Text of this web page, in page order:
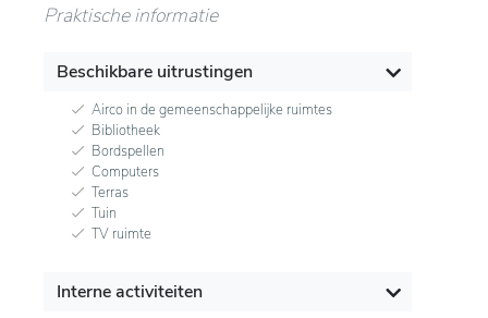
Praktische informatie
Beschikbare uitrustingen
Airco in de gemeenschappelijke ruimtes
Bibliotheek
Bordspellen
Computers
Terras
Tuin
TV ruimte
Interne activiteiten